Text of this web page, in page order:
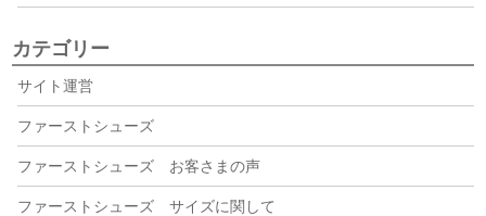
カテゴリー
サイト運営
ファーストシューズ
ファーストシューズ お客さまの声
ファーストシューズ サイズに関して